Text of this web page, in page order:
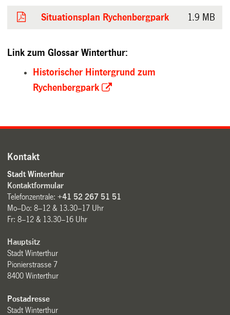
Situationsplan Rychenbergpark 1.9 MB
Link zum Glossar Winterthur:
Historischer Hintergrund zum
Rychenbergpark
Kontakt
Stadt Winterthur
Kontaktformular
Telefonzentrale:+41 52 267 51 51
Mo–Do: 8–12 & 13.30–17 Uhr
Fr: 8–12 & 13.30–16 Uhr
Hauptsitz
Stadt Winterthur
Pionierstrasse 7
8400 Winterthur
Postadresse
Stadt Winterthur